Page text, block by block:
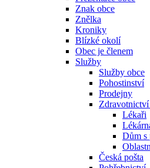
Znak obce
Znělka
Kroniky
Blízké okolí
Obec je členem
Služby
Služby obce
Pohostinství
Prodejny
Lékaři
Dům s
Česká pošta